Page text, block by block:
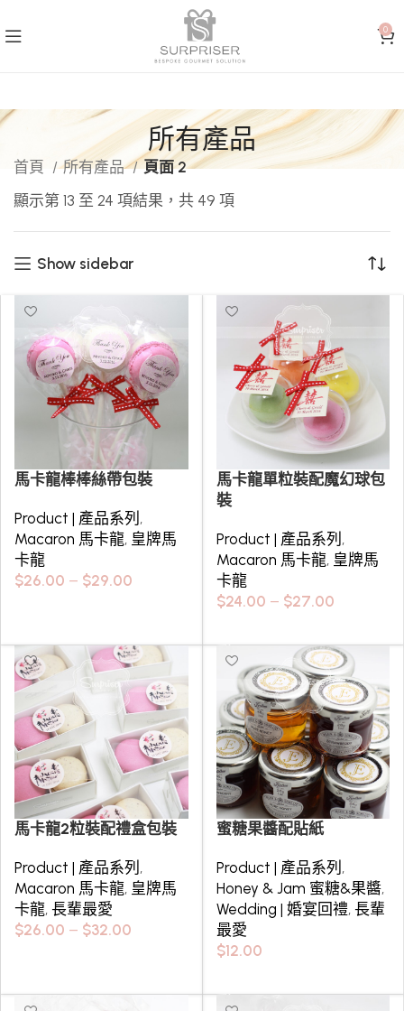
0
所有產品
首頁 所有產品
頁面 2
顯示第 13 至 24 項結果，共 49 項
Show sidebar
馬卡龍棒棒絲帶包裝
Product | 產品系列 ,
Macaron 馬卡龍, 皇牌馬
卡龍
$26.00 – $29.00
馬卡龍單粒裝配魔幻球包
裝
Product | 產品系列 ,
Macaron 馬卡龍, 皇牌馬
卡龍
$24.00 – $27.00
馬卡龍2粒裝配禮盒包裝
Product | 產品系列 ,
Macaron 馬卡龍, 皇牌馬
卡龍, 長輩最愛
$26.00 – $32.00
蜜糖果醬配貼紙
Product | 產品系列 ,
Honey & Jam 蜜糖&果醬,
Wedding | 婚宴回禮, 長輩
最愛
$12.00